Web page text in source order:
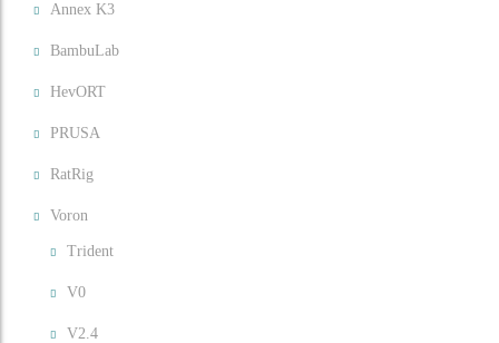
Annex K3
BambuLab
HevORT
PRUSA
RatRig
Voron
Trident
V0
V2.4